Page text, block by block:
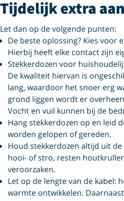
Tijdelijk extra
Let dan op de volgende punten:
De beste oplossing? Kies voor
Hierbij heeft elke contact zijn
Stekkerdozen voor
De kwaliteit hiervan is
lang, waardoor het snoer erg
grond liggen wordt er
Vocht en vuil kunnen bij de
Hang stekkerdozen op en leid
worden gelopen of gereden.
Houd stekkerdozen altijd uit
hooi- of stro, resten
veroorzaken.
Let op de lengte van de kabel:
warmte ontwikkelen.